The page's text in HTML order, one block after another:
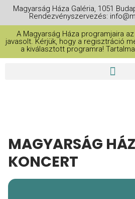
Magyarság Háza Galéria, 1051
Rendezvényszervezés:
A Magyarság Háza programjaira
javasolt. Kérjük, hogy a regisztráció
a kiválasztott programra!
MAGYARSÁG
KONCERT